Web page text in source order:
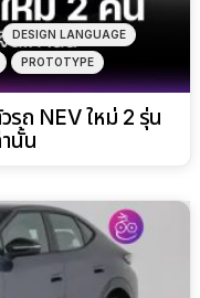
DESIGN LANGUAGE
PROTOTYPE
รถ NEV ใหม่ 2 รุ่น
นั้น